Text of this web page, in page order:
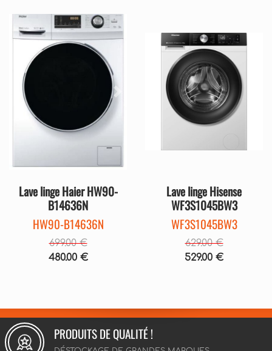
Précédent Suivant
Lave linge Haier HW90-
B14636N
HW90-B14636N
699.00 €
480.00 €
Précédent
Lave linge Hisense
WF3S1045BW3
WF3S1045BW3
629.00 €
529.00 €
PRODUITS DE QUALITÉ !